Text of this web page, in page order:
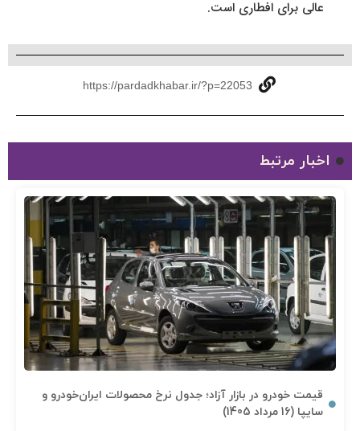
عالی برای افطاری است.
https://pardadkhabar.ir/?p=22053
اخبار مرتبط
قیمت خودرو در بازار آزاد؛ جدول نرخ محصولات ایران‌خودرو و
سایپا (16 مرداد 1405)